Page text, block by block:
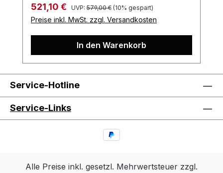
Verkaufspreis:
521,10 € Regulärer Preis:
UVP: 579,00 € (10% gespart)
Preise inkl. MwSt. zzgl. Versandkosten
In den Warenkorb
Service-Hotline
Service-Links
Alle Preise inkl. gesetzl. Mehrwertsteuer zzgl.